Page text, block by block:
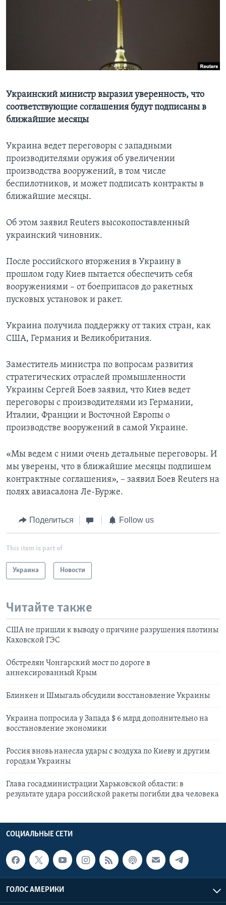
Языки
Украинский министр выразил уверенность, что
соответствующие соглашения будут подписаны в
ближайшие месяцы
Украина ведет переговоры с западными
производителями оружия об увеличении
производства вооружений, в том числе
беспилотников, и может подписать контракты в
ближайшие месяцы.
Об этом заявил Reuters высокопоставленный
украинский чиновник.
После российского вторжения в Украину в
прошлом году Киев пытается обеспечить себя
вооружениями – от боеприпасов до ракетных
пусковых установок и ракет.
Украина получила поддержку от таких стран, как
США, Германия и Великобритания.
Заместитель министра по вопросам развития
стратегических отраслей промышленности
Украины Сергей Боев заявил, что Киев ведет
переговоры с производителями из Германии,
Италии, Франции и Восточной Европы о
производстве вооружений в самой Украине.
«Мы ведем с ними очень детальные переговоры. И
мы уверены, что в ближайшие месяцы подпишем
контрактные соглашения», – заявил Боев Reuters на
полях авиасалона Ле-Бурже.
Поделиться Follow us
This item is part of
Украина Новости
Читайте также
США не пришли к выводу о причине разрушения плотины
Каховской ГЭС
Обстрелян Чонгарский мост по дороге в
аннексированный Крым
Блинкен и Шмыгаль обсудили восстановление Украины
Украина попросила у Запада $ 6 млрд дополнительно на
восстановление экономики
Россия вновь нанесла удары с воздуха по Киеву и другим
городам Украины
Глава госадминистрации Харьковской области: в
результате удара российской ракеты погибли два человека
СОЦИАЛЬНЫЕ СЕТИ
ГОЛОС АМЕРИКИ